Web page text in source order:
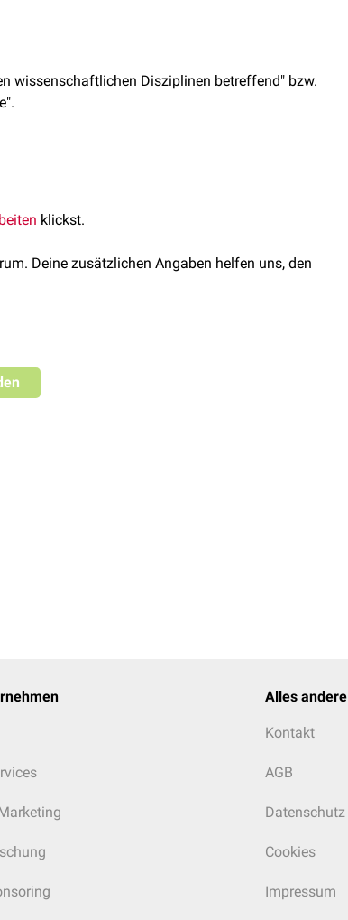
wissenschaftlichen Disziplinen betreffend" bzw.
gefragt, wenn die
Innere Medizin
die Zusammenarbeit innerhalb der Medizin,
und entfernteren akademischen Fächern wie
klickst.
Deine zusätzlichen Angaben helfen uns, den
Alles andere
Kontakt
AGB
Datenschutz
Cookies
Impressum